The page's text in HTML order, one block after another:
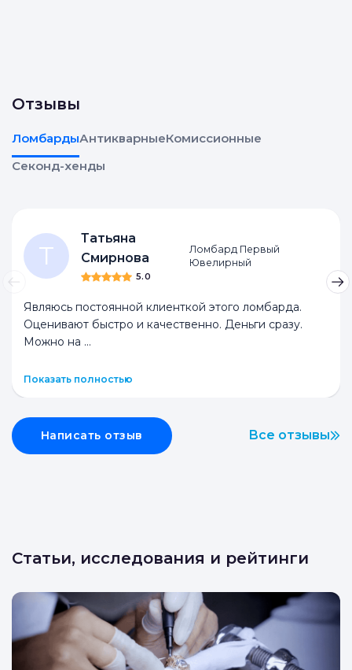
Отзывы
ЛомбардыАнтикварныеКомиссионные
Секонд-хенды
Все отзывы
Т
Татьяна
Смирнова
5.0
Ломбард Первый
Ювелирный
Являюсь постоянной клиенткой этого ломбарда.
Оценивают быстро и качественно. Деньги сразу.
Можно на ...
Показать полностью
Написать отзыв
Статьи, исследования и рейтинги